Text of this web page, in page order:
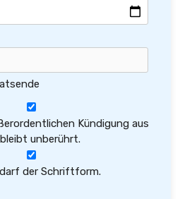
Kündigung aus
unberührt.
der Schriftform.